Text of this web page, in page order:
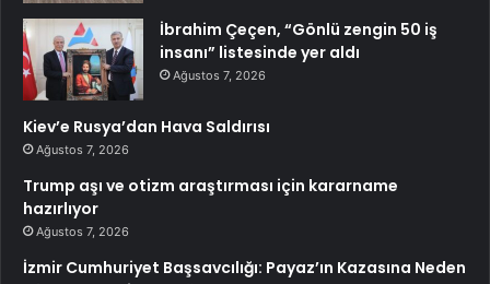
İbrahim Çeçen, “Gönlü zengin 50 iş
insanı” listesinde yer aldı
Ağustos 7, 2026
Kiev’e Rusya’dan Hava Saldırısı
Ağustos 7, 2026
Trump aşı ve otizm araştırması için kararname
hazırlıyor
Ağustos 7, 2026
İzmir Cumhuriyet Başsavcılığı: Payaz’ın Kazasına Neden